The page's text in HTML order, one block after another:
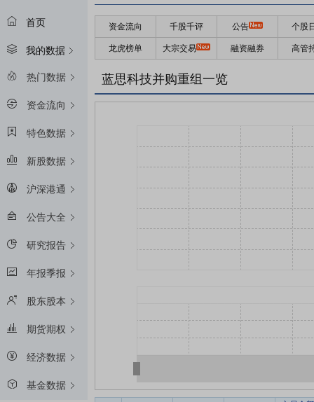
首页
我的数据
热门数据
资金流向
特色数据
新股数据
沪深港通
公告大全
研究报告
年报季报
股东股本
期货期权
经济数据
基金数据
资金流向 千股千评 公告 个股
龙虎榜单 大宗交易 融资融券 高管
蓝思科技并购重组一览